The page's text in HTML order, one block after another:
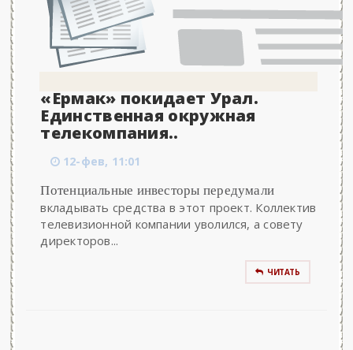
«Ермак» покидает Урал.
Единственная окружная
телекомпания..
12-фев, 11:01
Потенциальные инвесторы передумали
вкладывать средства в этот проект. Коллектив
телевизионной компании уволился, а совету
директоров...
ЧИТАТЬ